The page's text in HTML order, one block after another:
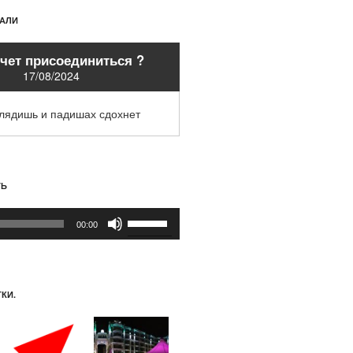
присоединиться ?
17/08/2024
и падишах сдохнет
00:00
или
уменьшить